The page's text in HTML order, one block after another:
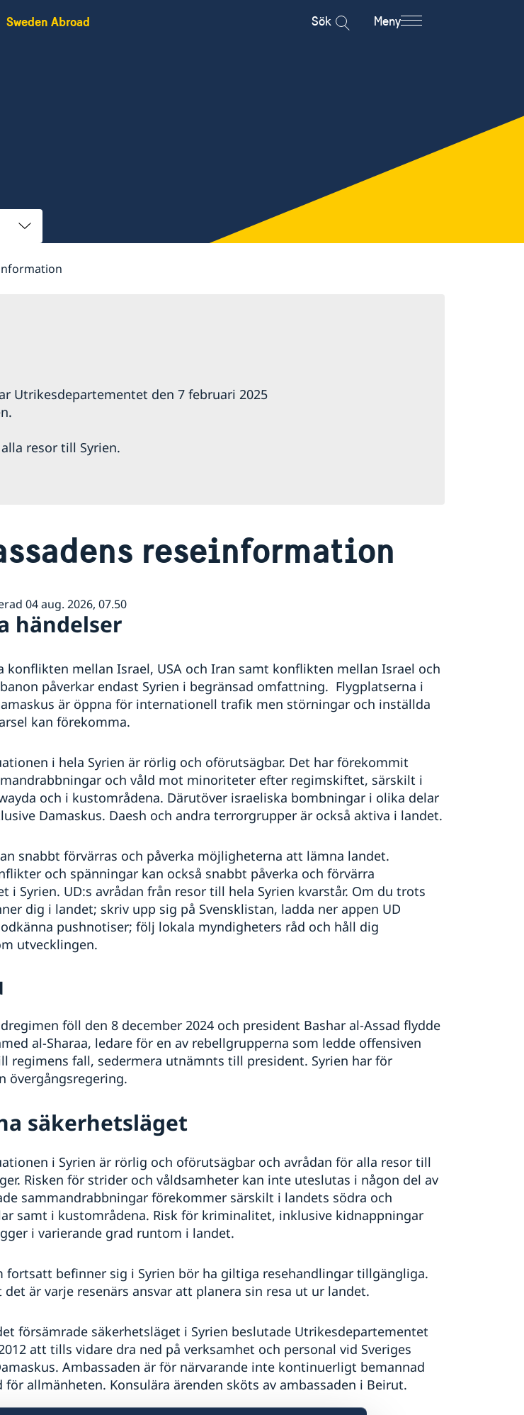
Sweden Abroad Sök Meny
Utrikesdepartementet den 7 februari 2025
resor till Syrien.
reseinformation
04 aug. 2026, 07.50
händelser
konflikten mellan Israel, USA och Iran samt konflikten mellan Israel och
påverkar endast Syrien i begränsad omfattning. Flygplatserna i
är öppna för internationell trafik men störningar och inställda
kan förekomma.
i hela Syrien är rörlig och oförutsägbar. Det har förekommit
och våld mot minoriteter efter regimskiftet, särskilt i
och i kustområdena. Därutöver israeliska bombningar i olika delar
Damaskus. Daesh och andra terrorgrupper är också aktiva i landet.
snabbt förvärras och påverka möjligheterna att lämna landet.
och spänningar kan också snabbt påverka och förvärra
i Syrien. UD:s avrådan från resor till hela Syrien kvarstår. Om du trots
dig i landet; skriv upp sig på Svensklistan, ladda ner appen UD
pushnotiser; följ lokala myndigheters råd och håll dig
utvecklingen.
föll den 8 december 2024 och president Bashar al-Assad flydde
al-Sharaa, ledare för en av rebellgrupperna som ledde offensiven
regimens fall, sedermera utnämnts till president. Syrien har för
övergångsregering.
säkerhetsläget
i Syrien är rörlig och oförutsägbar och avrådan för alla resor till
Risken för strider och våldsamheter kan inte uteslutas i någon del av
sammandrabbningar förekommer särskilt i landets södra och
samt i kustområdena. Risk för kriminalitet, inklusive kidnappningar
i varierande grad runtom i landet.
fortsatt befinner sig i Syrien bör ha giltiga resehandlingar tillgängliga.
det är varje resenärs ansvar att planera sin resa ut ur landet.
försämrade säkerhetsläget i Syrien beslutade Utrikesdepartementet
att tills vidare dra ned på verksamhet och personal vid Sveriges
Ambassaden är för närvarande inte kontinuerligt bemannad
för allmänheten. Konsulära ärenden sköts av ambassaden i Beirut.